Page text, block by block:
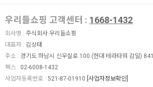
우리들쇼핑 고객센터 : 1668-1432
회사명 : 주식회사 우리들쇼핑
대표자 : 김상태
주소 : 경기도 하남시 신우실로 100 (현대 테라타워 감일)
팩스 : 02-6008-1432
사업자등록번호 : 521-87-01910 [사업자정보확인]